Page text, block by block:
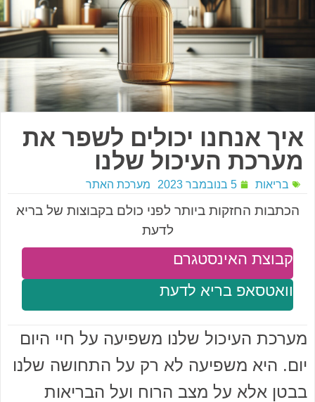
איך אנחנו יכולים לשפר את
מערכת העיכול שלנו
בריאות 5 בנובמבר 2023 מערכת האתר
הכתבות החזקות ביותר לפני כולם בקבוצות של בריא
לדעת
וואטסאפ בריא לדעת
קבוצת האינסטגרם
מערכת העיכול שלנו משפיעה על חיי היום
יום. היא משפיעה לא רק על התחושה שלנו
בבטן אלא על מצב הרוח ועל הבריאות